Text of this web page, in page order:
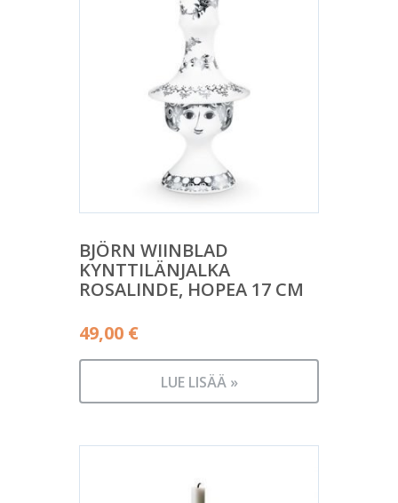
BJÖRN WIINBLAD
KYNTTILÄNJALKA
ROSALINDE, HOPEA 17 CM
49,00 €
LUE LISÄÄ »